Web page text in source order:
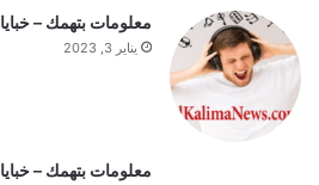
ي
و
م
معلومات بتهمك – خبايا
يناير 3, 2023
معلومات بتهمك – خبايا